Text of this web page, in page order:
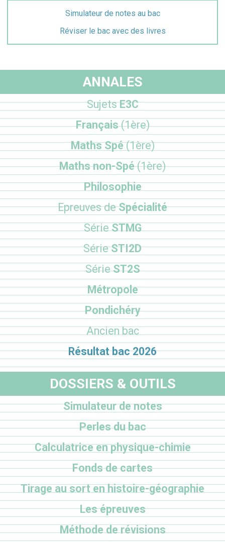
Simulateur de notes au bac
Réviser le bac avec des livres
ANNALES
SujetsE3C
Français(1ère)
Maths Spé(1ère)
Maths non-Spé(1ère)
Philosophie
Epreuves deSpécialité
SérieSTMG
SérieSTI2D
SérieST2S
Métropole
Pondichéry
Ancien bac
Résultat bac 2026
DOSSIERS & OUTILS
Simulateur de notes
Perles du bac
Calculatrice en physique-chimie
Fonds de cartes
Tirage au sort en histoire-géographie
Les épreuves
Méthode de révisions